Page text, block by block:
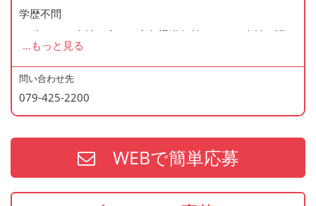
◆マイカー通勤・バイク通勤OK
◆無料駐車場あり
◆まかない制度あり（1日1食・無料）
◆社内の表彰制度あり
◆再雇用制度あり
◆制服貸与
学歴不問
60歳まで（当社が定める定年退職年齢のため・会社が認め
た場合はこの限りではありません）
＜歓迎資格＞
・2年以上の勤務経験がある方
・調理師免許
... もっと見る
問い合わせ先
079-425-2200
WEBで簡単応募